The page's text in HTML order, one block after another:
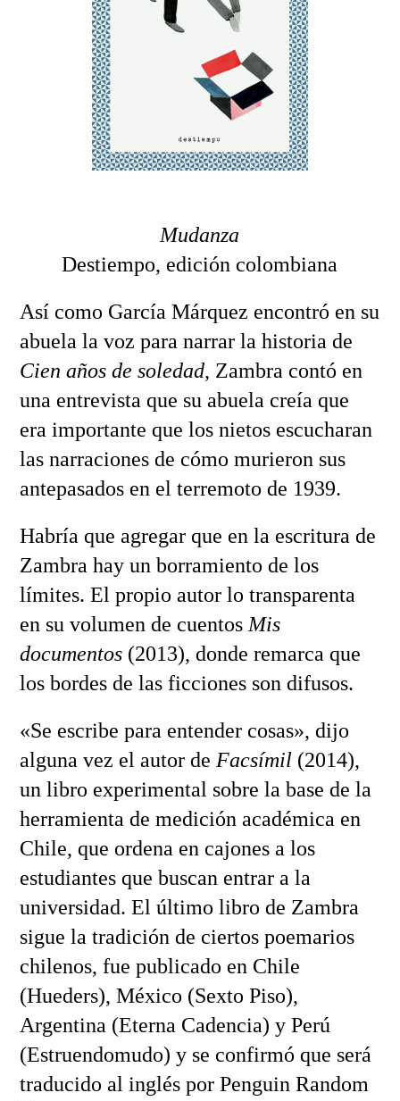
Mudanza
Destiempo, edición colombiana
Así como García Márquez encontró en su
abuela la voz para narrar la historia de
Cien años de soledad, Zambra contó en
una entrevista que su abuela creía que
era importante que los nietos escucharan
las narraciones de cómo murieron sus
antepasados en el terremoto de 1939.
Habría que agregar que en la escritura de
Zambra hay un borramiento de los
límites. El propio autor lo transparenta
en su volumen de cuentosMis
documentos(2013), donde remarca que
los bordes de las ficciones son difusos.
«Se escribe para entender cosas», dijo
alguna vez el autor de Facsímil (2014),
un libro experimental sobre la base de la
herramienta de medición académica en
Chile, que ordena en cajones a los
estudiantes que buscan entrar a la
universidad. El último libro de Zambra
sigue la tradición de ciertos poemarios
chilenos, fue publicado en Chile
(Hueders), México (Sexto Piso),
Argentina (Eterna Cadencia) y Perú
(Estruendomudo) y se confirmó que será
traducido al inglés por Penguin Random